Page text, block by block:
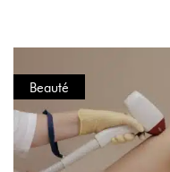
Beauté